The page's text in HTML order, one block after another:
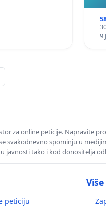
9
za online peticije. Napravite
svakodnevno spominju u
javnosti tako i kod donositelja
peticiju
Više